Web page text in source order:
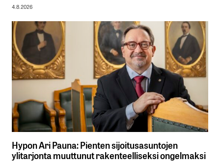
4.8.2026
Hypon Ari Pauna: Pienten sijoitusasuntojen
ylitarjonta muuttunut rakenteelliseksi ongelmaksi